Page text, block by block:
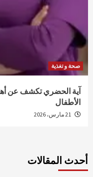
صحة و تغذية
آية الحضري تكشف عن
الأطفال
أحدث المقالات